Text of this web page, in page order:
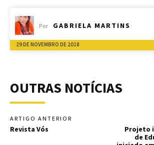
Por GABRIELA MARTINS
29 DE NOVEMBRO DE 2018
OUTRAS NOTÍCIAS
ARTIGO ANTERIOR
Revista Vós
Projeto
de